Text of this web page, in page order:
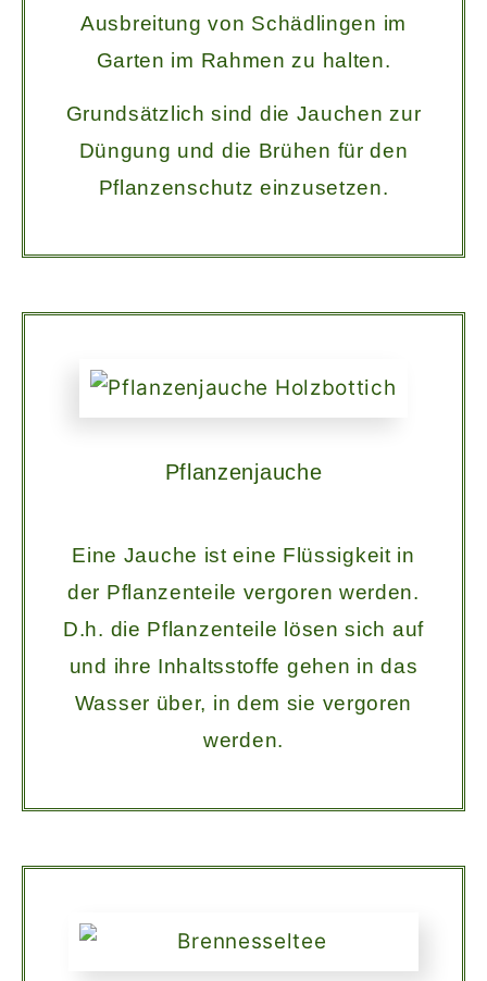
Ausbreitung von Schädlingen im
Garten im Rahmen zu halten.
Grundsätzlich sind die Jauchen zur
Düngung und die Brühen für den
Pflanzenschutz einzusetzen.
Pflanzenjauche
Eine Jauche ist eine Flüssigkeit in
der Pflanzenteile vergoren werden.
D.h. die Pflanzenteile lösen sich auf
und ihre Inhaltsstoffe gehen in das
Wasser über, in dem sie vergoren
werden.